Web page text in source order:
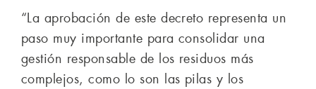
“La aprobación de este decreto representa un
paso muy importante para consolidar una
gestión responsable de los residuos más
complejos, como lo son las pilas y los